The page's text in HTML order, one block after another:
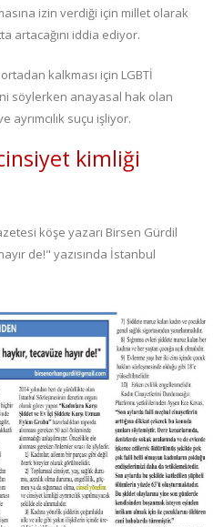
izin verdiği için millet olarak
artacağını iddia ediyor.
kalkması için LGBTİ
söylerken anayasal hak olan
ayrımcılık suçu işliyor.
kimliği
köşe yazarı Birsen Gürdil
de!" yazısında İstanbul